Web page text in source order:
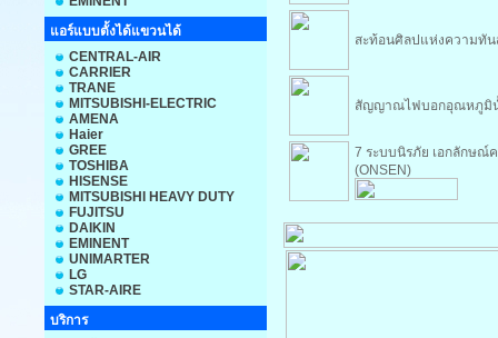
แอร์แบบตั้งได้แขวนได้
CENTRAL-AIR
CARRIER
TRANE
MITSUBISHI-ELECTRIC
AMENA
Haier
GREE
TOSHIBA
HISENSE
MITSUBISHI HEAVY DUTY
FUJITSU
DAIKIN
EMINENT
UNIMARTER
LG
STAR-AIRE
บริการ
สะท้อนศิลปแห่งความทั
สัญญาณไฟบอกอุณหภูมิ
7 ระบบนิรภัย เอกลักษณ์
(ONSEN)